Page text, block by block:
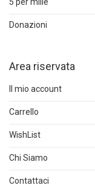
5 per mille
Donazioni
Area riservata
Il mio account
Carrello
WishList
Chi Siamo
Contattaci